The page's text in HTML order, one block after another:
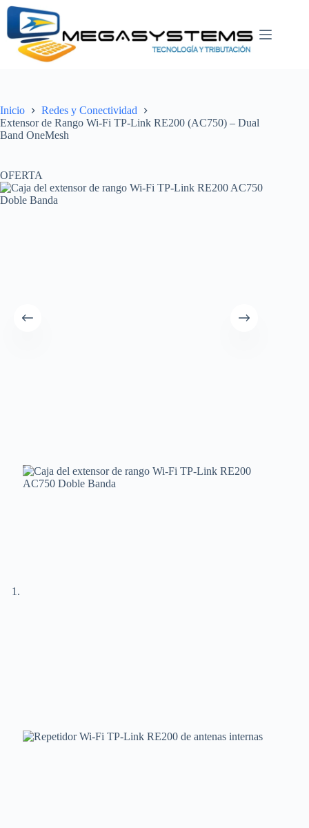
Saltar
contenido
Inicio
Redes y Conectividad
Extensor de Rango Wi-Fi TP-Link RE200 (AC750) – Dual
Band OneMesh
OFERTA